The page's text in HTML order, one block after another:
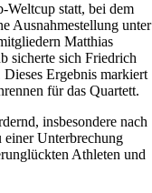
Weltcup statt, bei dem
Ausnahmestellung unter
Matthias
sicherte sich Friedrich
Ergebnis markiert
für das Quartett.
insbesondere nach
einer Unterbrechung
Athleten und